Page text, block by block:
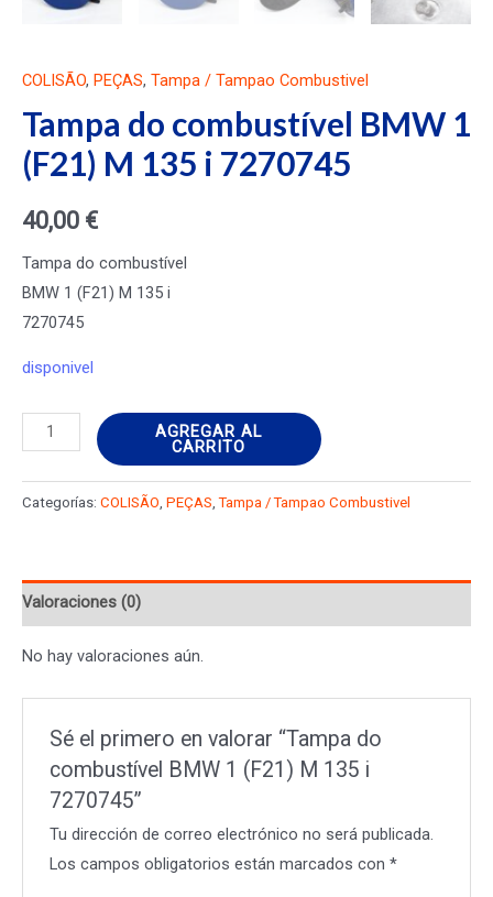
COLISÃO, PEÇAS, Tampa / Tampao Combustivel
Tampa do combustível BMW 1
(F21) M 135 i 7270745
40,00 €
Tampa do combustível
BMW 1 (F21) M 135 i
7270745
disponivel
Tampa
do
combustível
BMW
M
i
7270745
AGREGAR AL
CARRITO
Categorías: COLISÃO PEÇAS ,Tampa / Tampao Combustivel
Valoraciones (0)
No hay valoraciones aún.
Sé el primero en valorar “Tampa do
combustível BMW 1 (F21) M 135 i
7270745”
Tu dirección de correo electrónico no será publicada.
Los campos obligatorios están marcados con*